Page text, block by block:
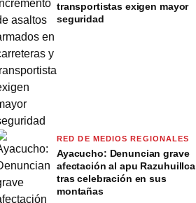
transportistas exigen mayor
seguridad
RED DE MEDIOS REGIONALES
Ayacucho: Denuncian grave
afectación al apu Razuhuillca
tras celebración en sus
montañas